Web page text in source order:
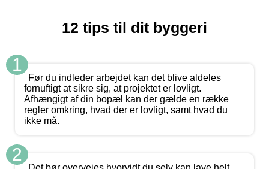
12 tips til dit byggeri
1
Før du indleder arbejdet kan det blive aldeles
fornuftigt at sikre sig, at projektet er lovligt.
Afhængigt af din bopæl kan der gælde en række
regler omkring, hvad der er lovligt, samt hvad du
ikke må.
2